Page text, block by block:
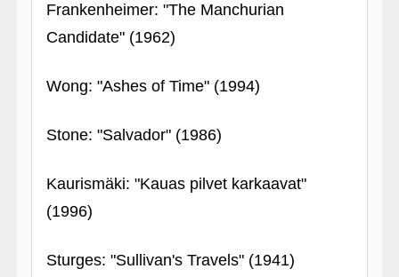
Frankenheimer: "The Manchurian
Candidate" (1962)
Wong: "Ashes of Time" (1994)
Stone: "Salvador" (1986)
Kaurismäki: "Kauas pilvet karkaavat"
(1996)
Sturges: "Sullivan's Travels" (1941)